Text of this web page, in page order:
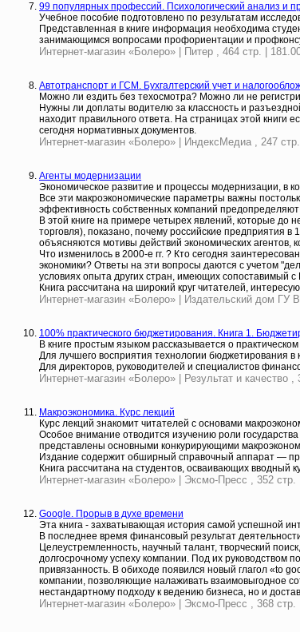
99 популярных профессий. Психологический анализ и
Учебное пособие подготовлено по результатам
Представленная в книге информация необходима
занимающимся вопросами профориентации и
Интернет-магазин «Болеро» | Питер , 464 стр. |
Автотранспорт и ГСМ. Бухгалтерский учет и
Можно ли ездить без техосмотра? Можно ли не
Нужны ли доплаты водителю за классность и
находит правильного ответа. На страницах этой книги
сегодня нормативных документов.
Интернет-магазин «Болеро» | ИндексМедиа , 247
Агенты модернизации
Экономическое развитие и процессы модернизации, в
Все эти макроэкономические параметры важны
эффективность собственных компаний
В этой книге на примере четырех явлений, которые до
торговля), показано, почему российские предприятия
объясняются мотивы действий экономических
Что изменилось в 2000-е гг. ? Кто сегодня
экономики? Ответы на эти вопросы даются с учетом
условиях опыта других стран, имеющих сопоставимый с
Книга рассчитана на широкий круг читателей,
Интернет-магазин «Болеро» | Издательский дом ГУ
100% практического бюджетирования. Книга 1.
В книге простым языком рассказывается о
Для лучшего восприятия технологии бюджетирования в
Для директоров, руководителей и специалистов
Интернет-магазин «Болеро» | Результат и качество ,
Макроэкономика. Курс лекций
Курс лекций знакомит читателей с основами
Особое внимание отводится изучению роли
представлены основными конкурирующими
Издание содержит обширный справочный аппарат —
Книга рассчитана на студентов, осваивающих вводный
Интернет-магазин «Болеро» | Эксмо-Пресс , 352 стр.
Google. Прорыв в духе времени
Эта книга - захватывающая история самой успешной
В последнее время финансовый результат
Целеустремленность, научный талант, творческий
долгосрочному успеху компании. Под их
привязанность. В обиходе появился новый глагол «to
компании, позволяющие налаживать взаимовыгодное
нестандартному подходу к ведению бизнеса, но и
Интернет-магазин «Болеро» | Эксмо-Пресс , 368 стр.